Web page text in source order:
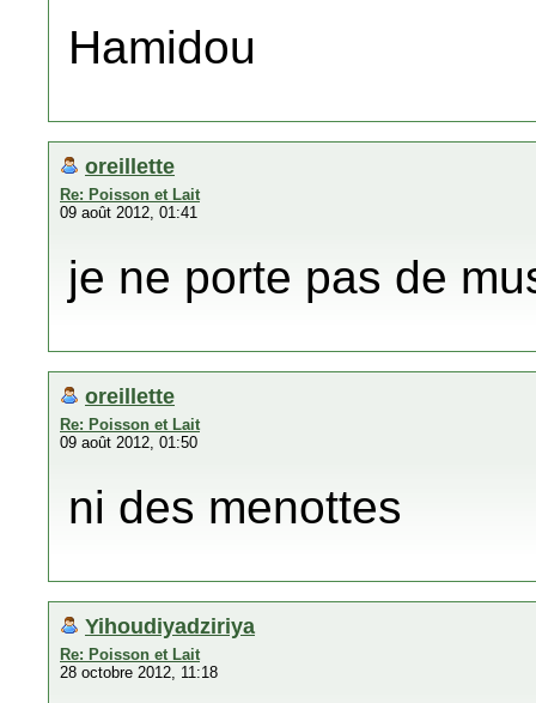
Hamidou
oreillette
Re: Poisson et Lait
09 août 2012, 01:41
je ne porte pas de
oreillette
Re: Poisson et Lait
09 août 2012, 01:50
ni des menottes
Yihoudiyadziriya
Re: Poisson et Lait
28 octobre 2012, 11:18